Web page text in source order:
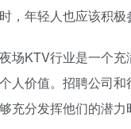
，年轻人也应该积
场KTV行业是一个
人价值。招聘公司
充分发挥他们的潜